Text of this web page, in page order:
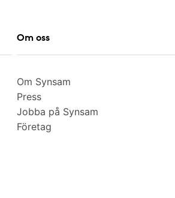
Om oss
Om Synsam
Press
Jobba på Synsam
Företag